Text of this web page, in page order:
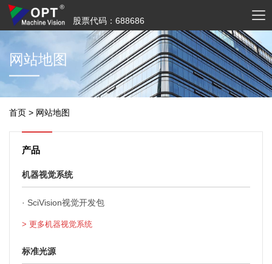
股票代码：688686
网站地图
首页 > 网站地图
产品
机器视觉系统
· SciVision视觉开发包
> 更多机器视觉系统
标准光源